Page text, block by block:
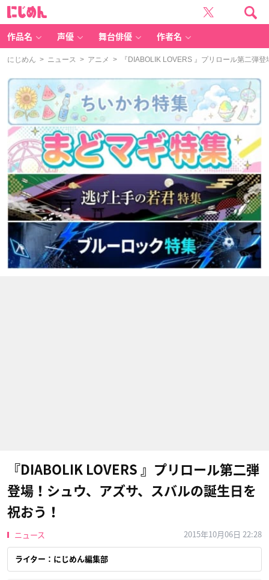
作品名 声優 舞台俳優 作者名
にじめん > ニュース > アニメ > 『DIABOLIK LOVERS 』プリロール第二弾
『DIABOLIK LOVERS 』プリロール第二弾
登場！シュウ、アズサ、スバルの誕生日を
祝おう！
ニュース 2015年10月06日 22:28
ライター：にじめん編集部